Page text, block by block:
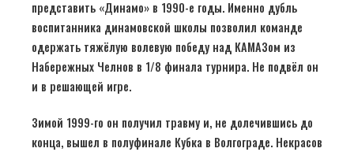
представить «Динамо» в 1990-е годы. Именно дубль
воспитанника динамовской школы позволил команде
одержать тяжёлую волевую победу над КАМАЗом из
Набережных Челнов в 1/8 финала турнира. Не подвёл он
и в решающей игре.
Зимой 1999-го он получил травму и, не долечившись до
конца, вышел в полуфинале Кубка в Волгограде. Некрасов